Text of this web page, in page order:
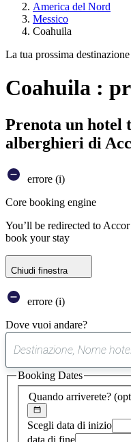
America del Nord
Messico
Coahuila
La tua prossima destinazione
Coahuila :
Prenota un hotel
alberghieri di
errore (i)
Core booking engine
You’ll be redirected to
book your stay
Chiudi finestra
errore (i)
Dove vuoi andare?
Quando arriverete?
Scegli data di inizio
Booking Dates